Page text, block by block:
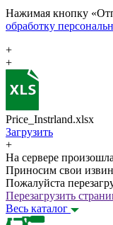
Нажимая кнопку
обработку
+
+
Price_Instrland.xlsx
Загрузить
+
На сервере
Приносим свои
Пожалуйста
Перезагрузить
Весь каталог